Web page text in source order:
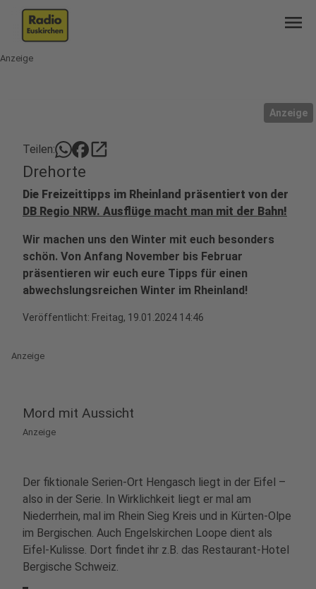
menu
Anzeige
Anzeige
Teilen: open_in_new
Drehorte
Die Freizeittipps im Rheinland präsentiert von der
DB Regio NRW. Ausflüge macht man mit der Bahn!
Wir machen uns den Winter mit euch besonders
schön. Von Anfang November bis Februar
präsentieren wir euch eure Tipps für einen
abwechslungsreichen Winter im Rheinland!
Veröffentlicht: Freitag, 19.01.2024 14:46
Anzeige
Mord mit Aussicht
Anzeige
Der fiktionale Serien-Ort Hengasch liegt in der Eifel –
also in der Serie. In Wirklichkeit liegt er mal am
Niederrhein, mal im Rhein Sieg Kreis und in Kürten-Olpe
im Bergischen. Auch Engelskirchen Loope dient als
Eifel-Kulisse. Dort findet ihr z.B. das Restaurant-Hotel
Bergische Schweiz.